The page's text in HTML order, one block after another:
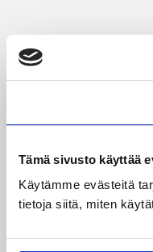
Tämä sivusto käyttää
Käytämme evästeitä
tietoja siitä, miten